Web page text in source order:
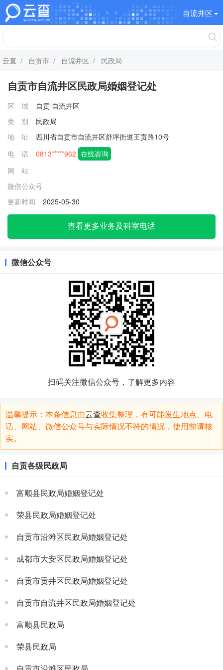
自流井区
云查 / 自贡市 / 自流井区 / 民政局
自贡市自流井区民政局婚姻登记处
区 域 自贡 自流井区
类 别
民政局
地 址
四川省自贡市自流井区舒坪街道王贡路10号
电 话
0813*****962 在线咨询
网 站
微信公众号
更新时间
2025-05-30
查看更多业务及科室电话
微信公众号
扫码关注微信公众号，了解更多内容
温馨提示：本条信息由云查收集整理，有可能发生地点、电
话、网站、微信公众号与实际情况不符的情况，使用前请核
实。
自贡各级民政局
富顺县民政局婚姻登记处
荣县民政局婚姻登记处
自贡市沿滩区民政局婚姻登记处
成都市大安区民政局婚姻登记处
自贡市贡井区民政局婚姻登记处
自贡市自流井区民政局婚姻登记处
富顺县民政局
荣县民政局